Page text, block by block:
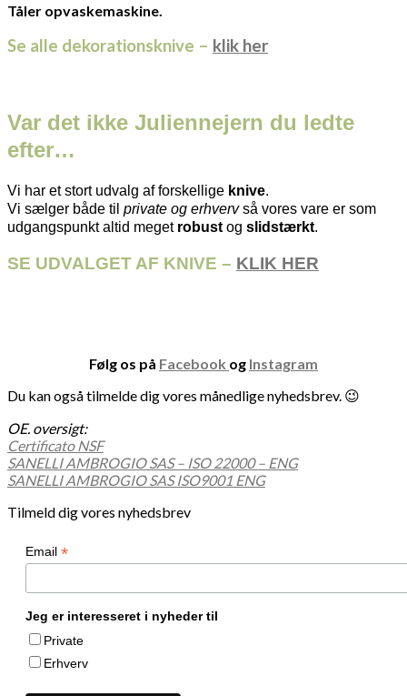
Tåler opvaskemaskine.
Se alle dekorationsknive – klik her
Var det ikke Juliennejern du ledte
efter…
Vi har et stort udvalg af forskellige knive.
Vi sælger både til private og erhvervså vores vare er som
udgangspunkt altid meget robust og slidstærkt.
SE UDVALGET AF KNIVE – KLIK HER
Følg os på Facebook og Instagram
Du kan også tilmelde dig vores månedlige nyhedsbrev. 😉
OE. oversigt:
Certificato NSF
SANELLI AMBROGIO SAS – ISO 22000 – ENG
SANELLI AMBROGIO SAS ISO9001 ENG
Tilmeld dig vores nyhedsbrev
Email *
Jeg er interesseret i nyheder til
Private
Erhverv